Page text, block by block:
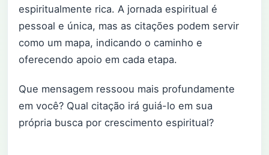
espiritualmente rica. A jornada espiritual é
pessoal e única, mas as citações podem servir
como um mapa, indicando o caminho e
oferecendo apoio em cada etapa.
Que mensagem ressoou mais profundamente
em você? Qual citação irá guiá-lo em sua
própria busca por crescimento espiritual?